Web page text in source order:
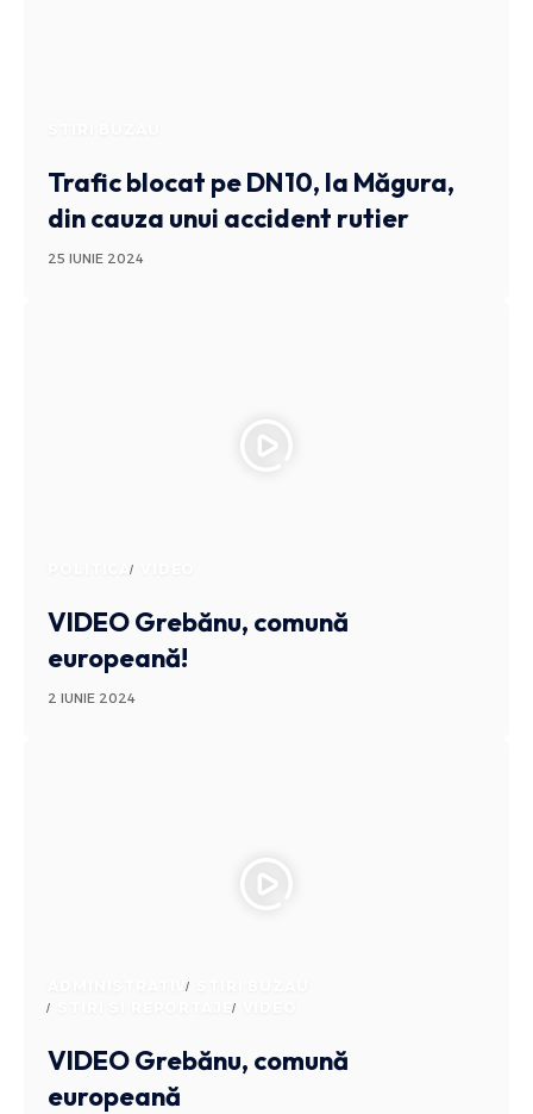
Trafic blocat pe DN10, la Măgura,
din cauza unui accident rutier
25 IUNIE 2024
POLITICA
VIDEO Grebănu, comună
europeană!
2 IUNIE 2024
ADMINISTRATIV
STIRI SI REPORTAJE
VIDEO Grebănu, comună
europeană